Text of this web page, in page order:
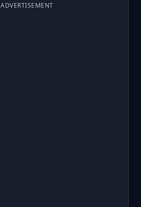
ADVERTISEMENT